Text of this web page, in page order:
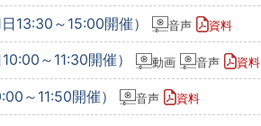
13:30～15:00開催） 音声 資料
～11:30開催） 動画 音声 資料
～11:50開催） 音声 資料